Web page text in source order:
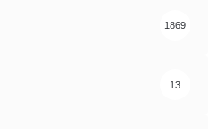
1869
13